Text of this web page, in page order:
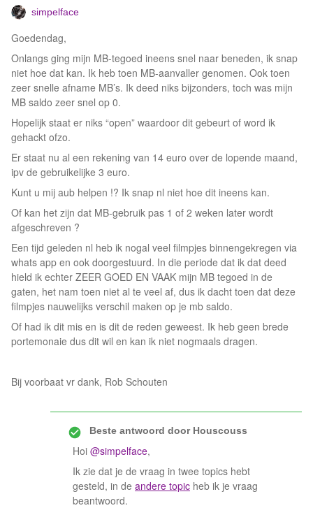
simpelface
Goedendag,
Onlangs ging mijn MB-tegoed ineens snel naar beneden, ik snap
niet hoe dat kan. Ik heb toen MB-aanvaller genomen. Ook toen
zeer snelle afname MB’s. Ik deed niks bijzonders, toch was mijn
MB saldo zeer snel op 0.
Hopelijk staat er niks “open” waardoor dit gebeurt of word ik
gehackt ofzo.
Er staat nu al een rekening van 14 euro over de lopende maand,
ipv de gebruikelijke 3 euro.
Kunt u mij aub helpen !? Ik snap nl niet hoe dit ineens kan.
Of kan het zijn dat MB-gebruik pas 1 of 2 weken later wordt
afgeschreven ?
Een tijd geleden nl heb ik nogal veel filmpjes binnengekregen via
whats app en ook doorgestuurd. In die periode dat ik dat deed
hield ik echter ZEER GOED EN VAAK mijn MB tegoed in de
gaten, het nam toen niet al te veel af, dus ik dacht toen dat deze
filmpjes nauwelijks verschil maken op je mb saldo.
Of had ik dit mis en is dit de reden geweest. Ik heb geen brede
portemonaie dus dit wil en kan ik niet nogmaals dragen.
Bij voorbaat vr dank, Rob Schouten
Beste antwoord doorHouscouss
Hoi @simpelface,
Ik zie dat je de vraag in twee topics hebt
gesteld, in de andere topic heb ik je vraag
beantwoord.